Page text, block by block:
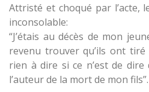
Attristé et choqué par l’acte,
inconsolable:
“J’étais au décès de mon
revenu trouver qu’ils ont
rien à dire si ce n’est de
l’auteur de la mort de mon fils”.